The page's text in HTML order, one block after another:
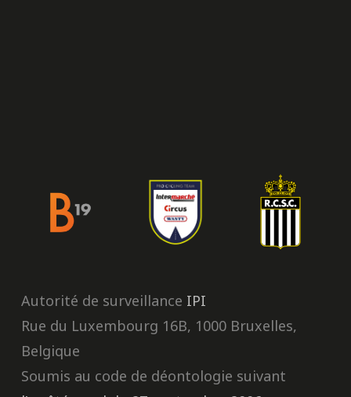
Autorité de surveillance IPI
Rue du Luxembourg 16B, 1000 Bruxelles,
Belgique
Soumis au code de déontologie suivant